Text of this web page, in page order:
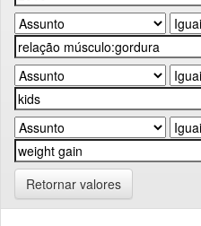
Retornar valores